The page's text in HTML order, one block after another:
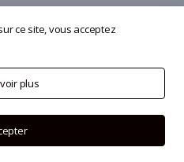
ce site, vous acceptez
plus